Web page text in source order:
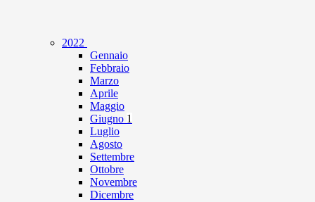
2022
Gennaio
Febbraio
Marzo
Aprile
Maggio
Giugno 1
Luglio
Agosto
Settembre
Ottobre
Novembre
Dicembre